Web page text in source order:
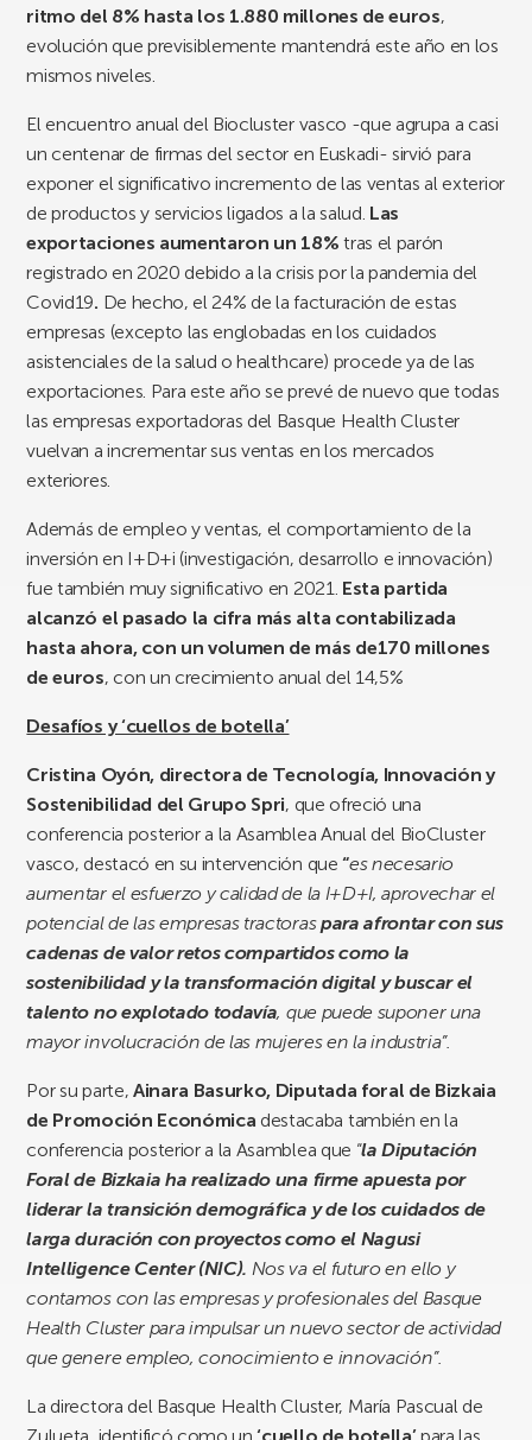
ritmo del 8% hasta los 1.880 millones de euros,
evolución que previsiblemente mantendrá este año en los
mismos niveles.
El encuentro anual del Biocluster vasco -que agrupa a casi
un centenar de firmas del sector en Euskadi- sirvió para
exponer el significativo incremento de las ventas al exterior
de productos y servicios ligados a la salud. Las
exportaciones aumentaron un 18%tras el parón
registrado en 2020 debido a la crisis por la pandemia del
Covid19. De hecho, el 24% de la facturación de estas
empresas (excepto las englobadas en los cuidados
asistenciales de la salud o healthcare) procede ya de las
exportaciones. Para este año se prevé de nuevo que todas
las empresas exportadoras del Basque Health Cluster
vuelvan a incrementar sus ventas en los mercados
exteriores.
Además de empleo y ventas, el comportamiento de la
inversión en I+D+i (investigación, desarrollo e innovación)
fue también muy significativo en 2021. Esta partida
alcanzó el pasado la cifra más alta contabilizada
hasta ahora, con un volumen de más de170 millones
de euros, con un crecimiento anual del 14,5%
Desafíos y ‘cuellos de botella’
Cristina Oyón, directora de Tecnología, Innovación y
Sostenibilidad del Grupo Spri, que ofreció una
conferencia posterior a la Asamblea Anual del BioCluster
vasco, destacó en su intervención que“es necesario
aumentar el esfuerzo y calidad de la I+D+I, aprovechar el
potencial de las empresas tractoraspara afrontar con sus
cadenas de valor retos compartidos como la
sostenibilidad y la transformación digital y buscar el
talento no explotado todavía, que puede suponer una
mayor involucración de las mujeres en la industria”.
Por su parte, Ainara Basurko, Diputada foral de Bizkaia
de Promoción Económica destacaba también en la
conferencia posterior a la Asamblea que “la Diputación
Foral de Bizkaia ha realizado una firme apuesta por
liderar la transición demográfica y de los cuidados de
larga duración con proyectos como el Nagusi
Intelligence Center (NIC). Nos va el futuro en ello y
contamos con las empresas y profesionales del Basque
Health Cluster para impulsar un nuevo sector de actividad
que genere empleo, conocimiento e innovación”.
La directora del Basque Health Cluster, María Pascual de